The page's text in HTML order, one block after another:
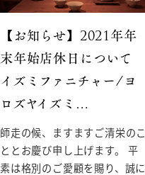
【お知らせ】2021年年
末年始店休日について
イズミファニチャー/ヨ
ロズヤイズミ…
師走の候、ますますご清栄のこ
ととお慶び申し上げます。 平
素は格別のご愛顧を賜り、誠に